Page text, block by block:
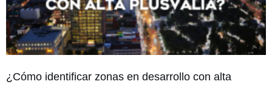
¿Cómo identificar zonas en desarrollo con alta